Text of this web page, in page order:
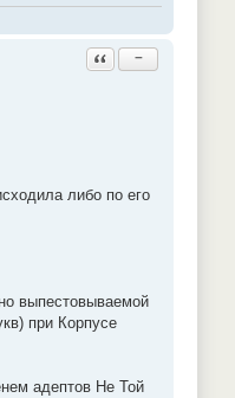
Ответить с цитатой
−
либо по его
выпестовываемой
при Корпусе
адептов Не Той